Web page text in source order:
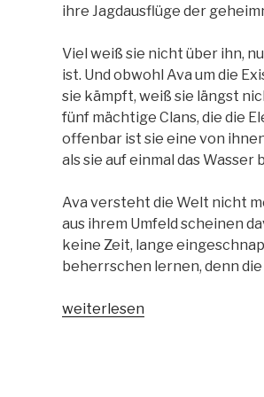
ihre Jagdausflüge der
Viel weiß sie nicht über ihn,
ist. Und obwohl Ava um die
sie kämpft, weiß sie längst
fünf mächtige Clans, die die
offenbar ist sie eine von
als sie auf einmal das Wasser
Ava versteht die Welt nicht
aus ihrem Umfeld scheinen
keine Zeit, lange
beherrschen lernen, denn
„Sturmtochter
weiterlesen